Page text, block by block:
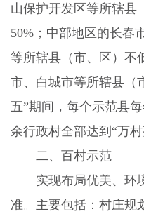
山保护开发区等所辖县
50% ；中部地区的长春
等所辖县（市、区）不
市、白城市等所辖县（
五”期间，每个示范县
余行政村全部达到“万村
二、百村示范
实现布局优美、环
准。主要包括：村庄规